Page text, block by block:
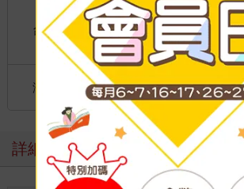
台灣
國內宅配：本島、離島
到店取貨：
不限金額免運費
海外
國際快遞：全球
港澳店取：
詳細資料